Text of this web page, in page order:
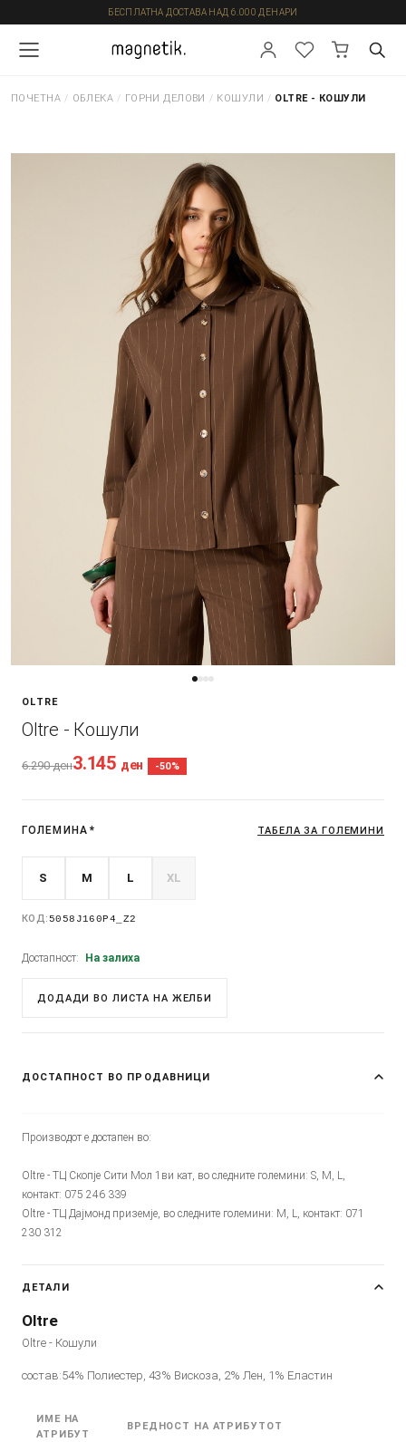
БЕСПЛАТНА ДОСТАВА НАД 6.000 ДЕНАРИ
ПОЧЕТНА / ОБЛЕКА / ГОРНИ ДЕЛОВИ / КОШУЛИ / OLTRE - КОШУЛИ
OLTRE
Oltre - Кошули
6.290ден3.145 ден -50%
ГОЛЕМИНА * ТАБЕЛА ЗА ГОЛЕМИНИ
S M L XL
КОД:5058J160P4_Z2
Достапност: На залиха
ДОДАДИ ВО ЛИСТА НА ЖЕЛБИ
ДОСТАПНОСТ ВО ПРОДАВНИЦИ
Производот е достапен во:
Oltre - ТЦ Скопје Сити Мол 1ви кат, во следните големини: S, M, L,
контакт: 075 246 339
Oltre - ТЦ Дајмонд приземје, во следните големини: M, L, контакт: 071
230 312
ДЕТАЛИ
Oltre
Oltre - Кошули
состав:54% Полиестер, 43% Вискоза, 2% Лен, 1% Еластин
ИМЕ НА
АТРИБУТ
ВРЕДНОСТ НА АТРИБУТОТ